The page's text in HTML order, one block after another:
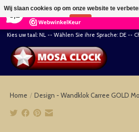
164 Reviews
Kies uw taal: NL -- Wählen Sie ihre Sprache: DE --
Home / Design - Wandklok Carree GOLD
Wij slaan cookies op om onze website te
Nee